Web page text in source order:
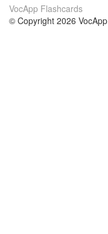
VocApp Flashcards
© Copyright 2026 VocApp